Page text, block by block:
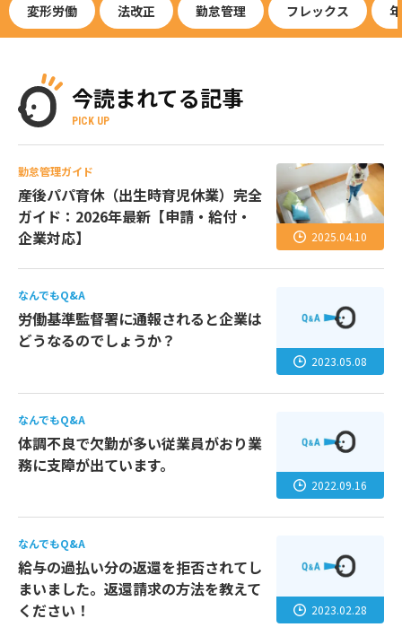
変形労働 法改正 勤怠管理 フレックス
今読まれてる記事
PICK UP
勤怠管理ガイド
産後パパ育休（出生時育児休業）完全
ガイド：2026年最新【申請・給付・
企業対応】
2025.04.10
なんでもQ&A
労働基準監督署に通報されると企業は
どうなるのでしょうか？
2023.05.08
なんでもQ&A
体調不良で欠勤が多い従業員がおり業
務に支障が出ています。
2022.09.16
なんでもQ&A
給与の過払い分の返還を拒否されてし
まいました。返還請求の方法を教えて
ください！
2023.02.28